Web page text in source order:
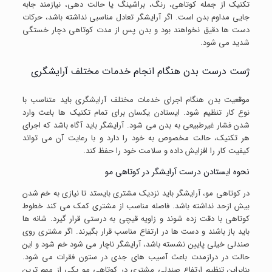
تکنیک از جمله کوتاهی، رنگ، براشینگ یا حالت دهی، نیازمند جابه
جایی مداوم بدن است. اگر آرایشگر تعادل مناسبی نداشته باشد، حرکات
دست ها دقیق نخواهند بود و بدن پس از مدت کوتاهی دچار خستگی
شدید می شود.
ژست درست بدن هنگام انجام خدمات مختلف آرایشگری
موقعیت بدن هنگام اجرای خدمات مختلف آرایشگری باید متناسب با
نوع کار تنظیم شود. ایستادن یکسان برای تمام تکنیک ها باعث وارد
شدن فشار غیرطبیعی به بدن می شود. آرایشگر باید آگاه باشد که اجرای
هر تکنیک، حالت مخصوص به خود را دارد و با رعایت آن می تواند
کیفیت کار را افزایش داده و سلامت خود را حفظ کند.
نحوه ایستادن درست آرایشگر در کوتاهی مو
در کوتاهی مو، آرایشگر باید نزدیک مشتری بایستد تا نیازی به خم شدن
بیش ازحد نداشته باشد. فاصله مناسب از مشتری کمک می کند خطوط
کوتاهی با دقت زده شوند و زاویه قیچی به درستی قرار گیرد. شانه ها
باید باز باشند و دست ها در ارتفاع مناسب قرار بگیرند. اگر مشتری روی
صندلی خیلی پایین نشسته باشد، آرایشگر ناچار می شود خم شود و این
حالت در درازمدت باعث آسیب های جدی در ستون فقرات می شود.